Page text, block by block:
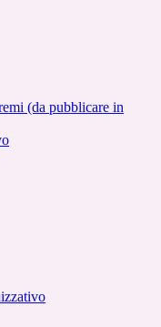
(da pubblicare in